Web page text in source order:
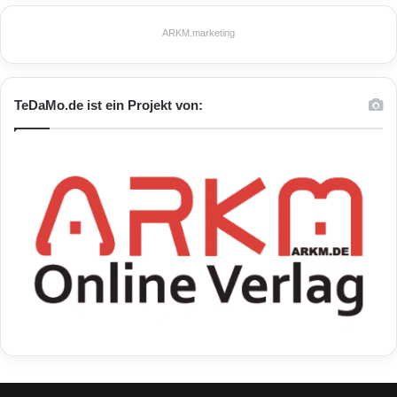
MBZIRC
Mohamed Bin Zayed International Robotics
Challenge
Robotikexperten Vae
ARKM.marketing
TeDaMo.de ist ein Projekt von: